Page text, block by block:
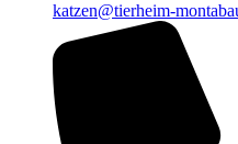
katzen@tierheim-